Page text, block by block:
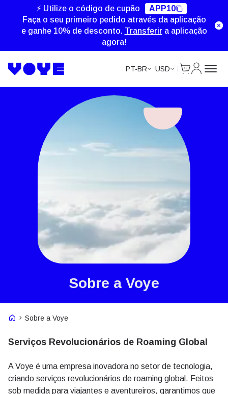
⚡ Utilize o código de cupão
APP10
Faça o seu primeiro pedido através da aplicação
e ganhe 10% de desconto. Transferira aplicação
agora!
PT-BR USD
Sobre a Voye
Voye Homepage
Sobre a Voye
Serviços Revolucionários de Roaming Global
A Voye é uma empresa inovadora no setor de tecnologia,
criando serviços revolucionários de roaming global. Feitos
sob medida para viajantes e aventureiros, garantimos que